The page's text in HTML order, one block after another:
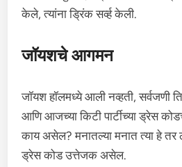
केले, त्यांना ड्रिंक सर्व्ह केली.
जॉयशचे आगमन
जॉयश हॉलमध्ये आली नव्हती, सर्वजणी
आणि आजच्या किटी पार्टीच्या ड्रेस
काय असेल? मनातल्या मनात त्या हे तर
ड्रेस कोड उत्तेजक असेल.